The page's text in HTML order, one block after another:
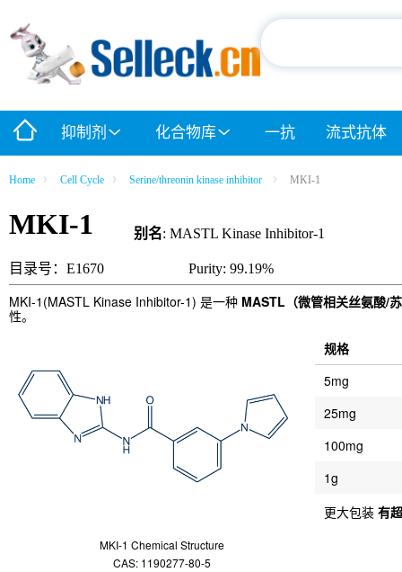
抑制剂 化合物库 一抗 流式抗体
Home Cell Cycle Serine/threonin kinase inhibitor MKI-1
MKI-1 别名: MASTL Kinase Inhibitor-1
目录号：E1670 Purity: 99.19%
MKI-1(MASTL Kinase Inhibitor-1) 是一种 MASTL（微管相关丝氨酸/
性。
MKI-1 Chemical Structure
CAS: 1190277-80-5
规格
5mg
25mg
100mg
1g
更大包装 有